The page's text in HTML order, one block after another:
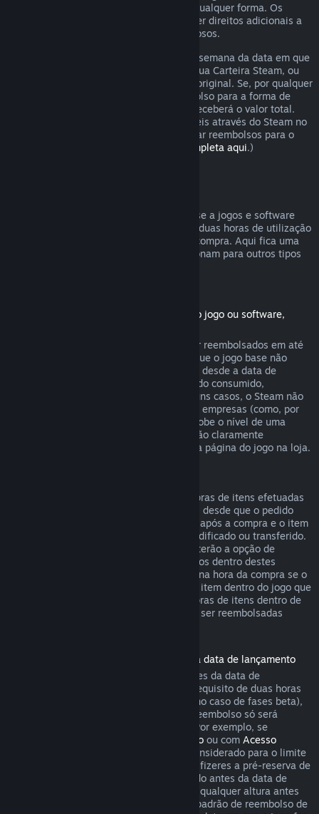
analisaremos o pedido de reembolso de qualquer forma. Os
consumidores em certas regiões podem ter direitos adicionais a
um reembolso em casos de jogos defeituosos.
O reembolso será emitido dentro de uma semana da data em que
foi aprovado. Receberás o reembolso na tua Carteira Steam, ou
diretamente para a forma de pagamento original. Se, por qualquer
razão, o Steam não puder emitir o reembolso para a forma de
pagamento inicial, a tua Carteira Steam receberá o valor total.
(Algumas formas de pagamento disponíveis através do Steam no
teu país podem não ser capazes de efetuar reembolsos para o
Vê a lista completa aqui.)
A oferta de reembolsos do Steam aplica-se a jogos e software
comprados na loja Steam, com menos de duas horas de utilização
e vale até duas semanas após a data de compra. Aqui fica uma
visão geral de como os reembolsos funcionam para outros tipos
(Produtos da loja Steam usados com outro jogo ou software,
DLCs comprados na loja Steam podem ser reembolsados em até
14 dias após a data de compra, e desde que o jogo base não
tenha sido jogado por mais de duas horas desde a data de
compra do DLC, e que o DLC não tenha sido consumido,
modificado ou trocado. Nota que, em alguns casos, o Steam não
poderá reembolsar alguns DLCs de outras empresas (como, por
exemplo, um DLC que irreversivelmente sobe o nível de uma
personagem no jogo). Estas exceções serão claramente
apresentadas como não-reembolsáveis na página do jogo na loja.
O Steam oferecerá reembolsos para compras de itens efetuadas
dentro de jogos desenvolvidos pela Valve, desde que o pedido
seja efetuado num prazo de até 48 horas após a compra e o item
não tenha sido entretanto consumido, modificado ou transferido.
Developers de jogos de outras empresas terão a opção de
permitir reembolsos para compras em jogos dentro destes
mesmos termos. O Steam irá informar-te na hora da compra se o
developer do jogo permite reembolsos no item dentro do jogo que
estiveres a comprar. Caso contrário, compras de itens dentro de
jogos que não sejam da Valve não podem ser reembolsadas
Reembolsos de jogos comprados antes da data de lançamento
Quando se compra um jogo no Steam antes da data de
lançamento, aplica-se imediatamente o requisito de duas horas
de uso para pedir um reembolso (exceto no caso de fases beta),
mas o período de 14 dias para pedir um reembolso só será
contado a partir da data de lançamento. Por exemplo, se
Acesso Antecipadoou com Acesso
, qualquer tempo de uso será considerado para o limite
de duas horas ao pedir um reembolso. Se fizeres a pré-reserva de
um jogo no Steam que não pode ser jogado antes da data de
lançamento, podes pedir um reembolso a qualquer altura antes
do lançamento desse produto. As regras padrão de reembolso de